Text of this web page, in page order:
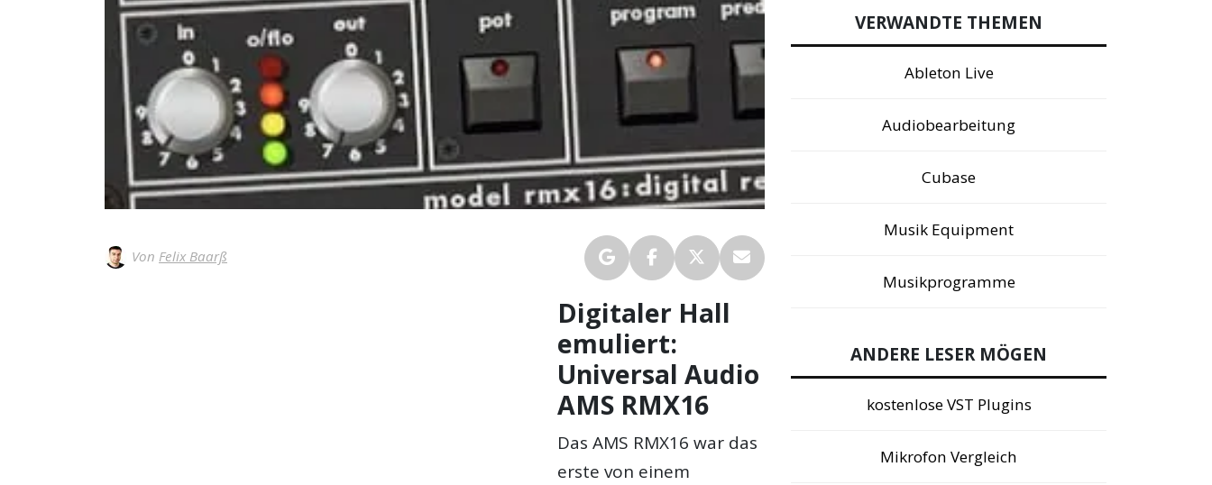
Von Felix Baarß
Digitaler Hall
emuliert:
Universal Audio
AMS RMX16
Das AMS RMX16 war das
erste von einem
VERWANDTE THEMEN
Ableton Live
Audiobearbeitung
Cubase
Musik Equipment
Musikprogramme
ANDERE LESER MÖGEN
kostenlose VST Plugins
Mikrofon Vergleich